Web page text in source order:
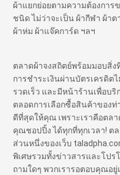
ผ้าแยกย่อยตามความต้องการ
ชนิด ไม่ว่าจะเป็น ผ้ากีฬา ผ้า
ผ้าห่ม ผ้าแจ๊คการ์ด ฯลฯ
ตลาดผ้าจงสถิตย์พร้อมมอบสิ่ง
การชำระเงินผ่านบัตรเครดิต
รวดเร็ว และมีหน้าร้านเพื่อบ
ตลอดการเลือกซื้อสินค้าของท่
ดีที่สุดให้คุณ เพราะเราคือตล
คุณชอปปิ้ง ได้ทุกที่ทุกเวลา! ต
ส่วนหนึ่งของเว็บ
พิเศษรวมทั้งข่าวสารและโป
ถามใดๆ พวกเรารอตอบคุณอยู่